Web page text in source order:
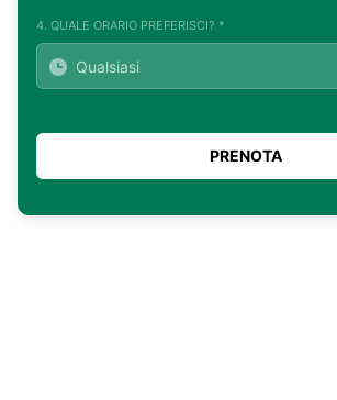
4. QUALE ORARIO PREFERISCI? *